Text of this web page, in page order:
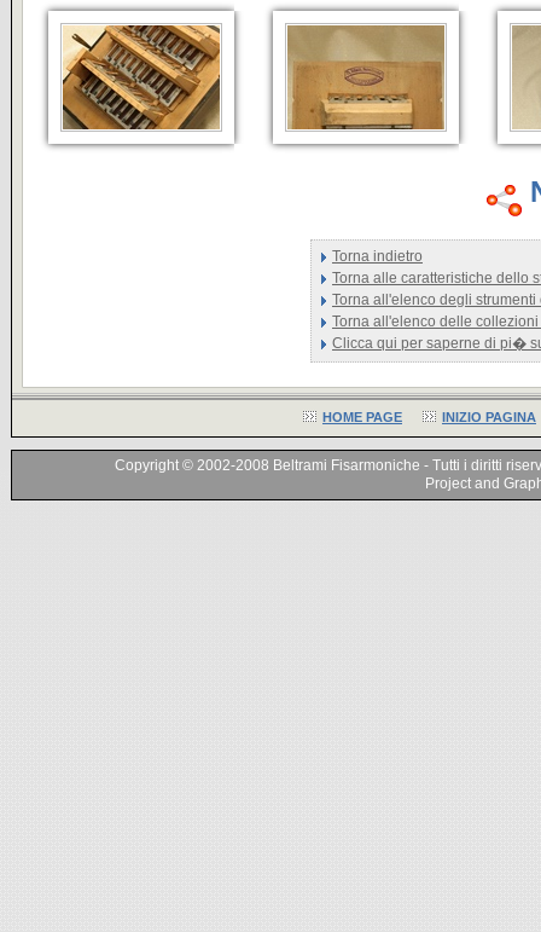
Torna indietro
Torna alle caratteristiche dello
Torna all'elenco degli
Torna all'elenco delle
Clicca qui per saperne di pi�
HOME PAGE INIZIO PAGINA
Copyright © 2002-2008 Beltrami Fisarmoniche - Tutti i diritti
Project and